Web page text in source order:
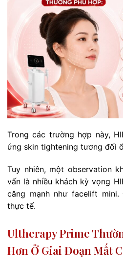
Trong các trường hợp này,
ứng skin tightening tương đối
Tuy nhiên, một observation
vấn là nhiều khách kỳ vọng
căng mạnh như facelift
thực tế.
Ultherapy Prime
Hơn Ở Giai Đoạn Mất